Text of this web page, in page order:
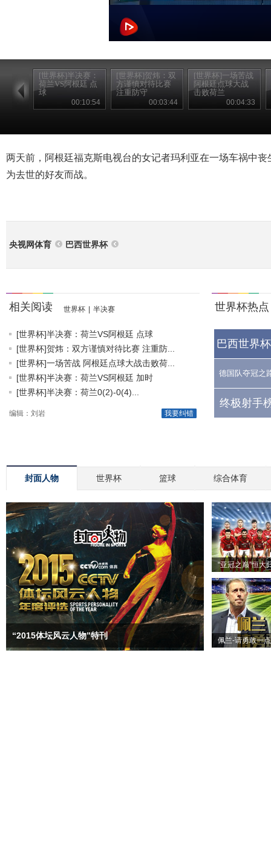
[世界杯]半决赛：
荷兰VS阿根廷 点
球
00:10:54
[世界杯]贺炜：双
方谨慎对待比赛
注重防守
00:03:44
[世界杯]一场苦战
阿根廷点球大战
击败荷兰
00:04:33
两天前，阿根廷福克斯电视台的女记者玛利亚在一场车祸中
为去世的好友而战。
央视网体育 巴西世界杯
相关阅读 世界杯 半决赛
[世界杯]半决赛：荷兰VS阿根廷 点球
[世界杯]贺炜：双方谨慎对待比赛 注重防...
[世界杯]一场苦战 阿根廷点球大战击败荷...
[世界杯]半决赛：荷兰VS阿根廷 加时
[世界杯]半决赛：荷兰0(2)-0(4)...
我要纠错
编辑：刘岩
世界杯热点
巴西世界
德国队夺冠之
终极射手
封面人物 世界杯 篮球 综合体育
“2015体坛风云人物”特刊
“亚冠之巅”恒大
佩兰-请勇敢一点